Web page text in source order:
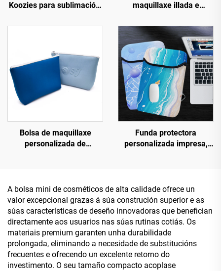
Koozies para sublimación,
botellas de cervexa,
botellas con cremalleira
maquillaxe illada e
relevo. Bolsa de
maquillaxe en neopreno
para nadar, con
cremalleira.
Bolsa de maquillaxe
personalizada de
cosmética de viaxe,
organizador de artigos de
tocador de gran
capacidade, bolsa de
lavado portátil, regalo para
mulleres
Funda protectora
personalizada impresa,
portátil en neopreno en
branco para sublimación
en grosa, fundas para
portátil en neopreno para
ordenador portátil
A bolsa mini de cosméticos de alta calidade ofrece un
valor excepcional grazas á súa construción superior e as
súas características de deseño innovadoras que benefician
directamente aos usuarios nas súas rutinas cotiás. Os
materiais premium garanten unha durabilidade
prolongada, eliminando a necesidade de substitucións
frecuentes e ofrecendo un excelente retorno do
investimento. O seu tamaño compacto acoplase